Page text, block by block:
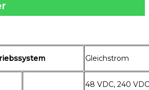
Gleichstrom
48 VDC, 240